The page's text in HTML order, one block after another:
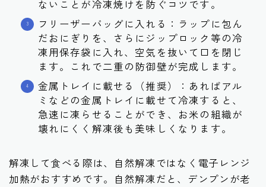
ないことが冷凍焼けを防ぐコツです。
フリーザーバッグに入れる：ラップに包ん
だおにぎりを、さらにジップロック等の冷
凍用保存袋に入れ、空気を抜いて口を閉じ
ます。これで二重の防御壁が完成します。
金属トレイに載せる（推奨）：あればアル
ミなどの金属トレイに載せて冷凍すると、
急速に凍らせることができ、お米の組織が
壊れにくく解凍後も美味しくなります。
解凍して食べる際は、自然解凍ではなく電子レンジ
加熱がおすすめです。自然解凍だと、デンプンが老